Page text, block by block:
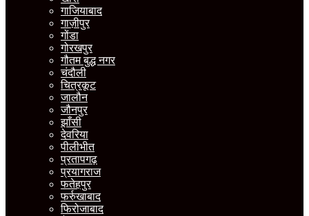
गाजियाबाद
गाज़ीपुर
गोंडा
गोरखपुर
गौतम बुद्ध नगर
चंदौली
चित्रकूट
जालौन
जौनपुर
झाँसी
देवरिया
पीलीभीत
प्रतापगढ़
प्रयागराज
फतेहपुर
फर्रुखाबाद
फिरोजाबाद